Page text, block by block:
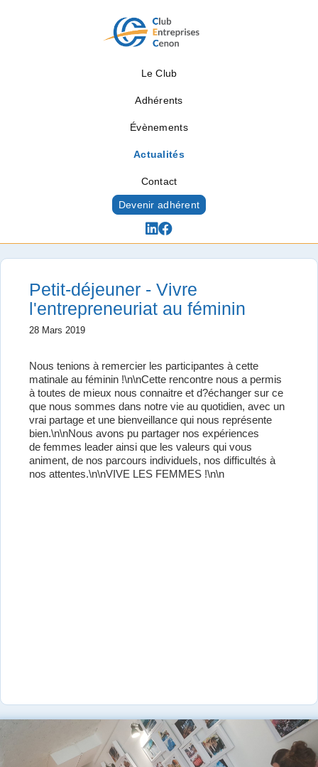
Le Club
Adhérents
Évènements
Actualités
Contact
Devenir adhérent
Petit-déjeuner - Vivre
l'entrepreneuriat au féminin
28 Mars 2019
Nous tenions à remercier les participantes à cette
matinale au féminin !\n\nCette rencontre nous a permis
à toutes de mieux nous connaitre et d?échanger sur ce
que nous sommes dans notre vie au quotidien, avec un
vrai partage et une bienveillance qui nous représente
bien.\n\nNous avons pu partager nos expériences
de femmes leader ainsi que les valeurs qui vous
animent, de nos parcours individuels, nos difficultés à
nos attentes.\n\nVIVE LES FEMMES !\n\n